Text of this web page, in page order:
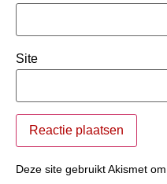
Site
Deze site gebruikt Akismet